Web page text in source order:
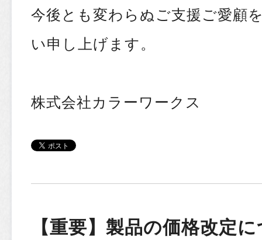
今後とも変わらぬご支援ご愛顧
い申し上げます。
株式会社カラーワークス
【重要】製品の価格改定